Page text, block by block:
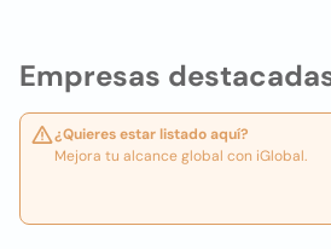
Empresas
¿Quieres estar listado aquí?
Mejora tu alcance global con iGlobal.